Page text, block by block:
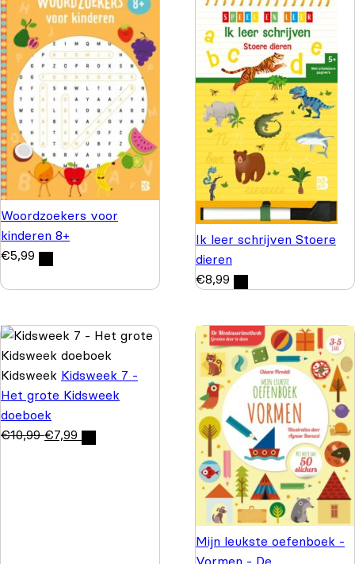
Woordzoekers voor
kinderen 8+
€5,99
Ik leer schrijven Stoere
dieren
€8,99
Kidsweek Kidsweek 7 -
Het grote Kidsweek
doeboek
€10,99 €7,99
Mijn leukste oefenboek -